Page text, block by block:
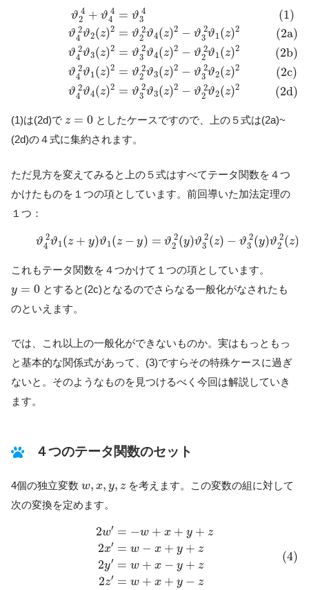
ϑ 4
2
+ ϑ 4
4
= ϑ 4
3
ϑ 2
4 ϑ2(z)2 = ϑ 2
2 ϑ4(z)2 − ϑ 2
3 ϑ1(z)2
ϑ 2
4 ϑ3(z)2 = ϑ 2
3 ϑ4(z)2 − ϑ 2
2 ϑ1(z)2
ϑ 2
4 ϑ1(z)2 = ϑ 2
2 ϑ3(z)2 − ϑ 2
3 ϑ2(z)2
ϑ 2
4 ϑ4(z)2 = ϑ 2
3 ϑ3(z)2 − ϑ 2
2 ϑ2(z)2
(1)
(2a)
(2b)
(2c)
(2d)
4= 4 (2a)ϑ4 3 2
(1)は(2d)で z = 0
z =0
としたケースですので、上の５式は(2a)~
(2d)の４式に集約されます。
ただ見方を変えてみると上の５式はすべてテータ関数を４つ
かけたものを１つの項としています。前回導いた加法定理の
１つ：
ϑ 2
4 ϑ1 (z + y)ϑ1 (z − y) = ϑ 2
2 (y)ϑ 2
3 (z) − ϑ 2
3 (y)ϑ 2
2 (z)
ϑ 4 2 ϑ y ϑ 1 )= 2( y )ϑ 3 2 z ϑ3 2 y )ϑ2 2
これもテータ関数を４つかけて１つの項としています。
y = 0
y
とすると(2c)となるのでさらなる一般化がなされたも
のといえます。
では、これ以上の一般化ができないものか。実はもっともっ
と基本的な関係式があって、(3)ですらその特殊ケースに過ぎ
ないと。そのようなものを見つけるべく今回は解説していき
ます。
４つのテータ関数のセット
4個の独立変数 w, x, y, z
w, x, ,z
を考えます。この変数の組に対して
次の変換を定めます。
2w′ = −w + x + y + z
2x′ = w − x + y + z
2y′ = w + x − y + z
2z′ = w + x + y − z
(4)
+ 2 + z =